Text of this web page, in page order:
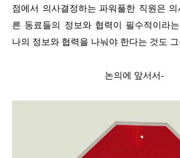
점에서 의사결정하는 파워풀한 직원은
른 동료들의 정보와 협력이 필수적이라
나의 정보와 협력을 나눠야 한다는 것도
논의에 앞서서-